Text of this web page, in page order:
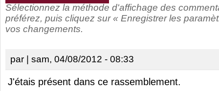
Sélectionnez la méthode d'affichage des
préférez, puis cliquez sur « Enregistrer les
vos changements.
par | sam, 04/08/2012 - 08:33
J'étais présent dans ce rassemblement.